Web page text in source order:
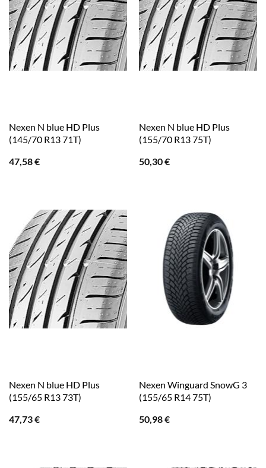
Nexen N blue HD Plus
(145/70 R13 71T)
47,58€
Nexen N blue HD Plus
(155/70 R13 75T)
50,30€
Nexen N blue HD Plus
(155/65 R13 73T)
47,73€
Nexen Winguard SnowG 3
(155/65 R14 75T)
50,98€